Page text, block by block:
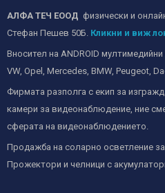
АЛФА ТЕЧ ЕООД физически и
Стефан Пешев 50Б. Кликни и виж
Вносител на ANDROID
VW, Opel, Mercedes, BMW, Peugeot,
Фирмата разполга с екип за
камери за видеонаблюдение, ние
сферата на видеонаблюдението.
Продажба на соларно осветление
Прожектори и челници с